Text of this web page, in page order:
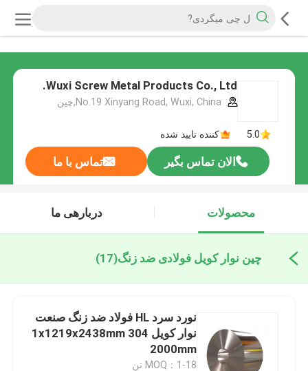
Wuxi Screw Metal Products Co., Ltd.
5.0 کننده تایید شده
الان تماس بگیر تماس با ما
محصولات دربارهی ما
چین نوار کویل فولادی ضد زنگ(17)
نورد سرد HL فولاد ضد زنگ صنعت
نوار کویل 304 1x1219x2438mm
2000mm
MOQ：1-18 تن